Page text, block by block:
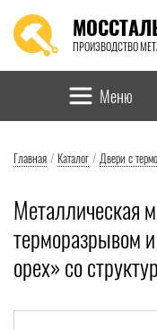
ПРОИЗВОДСТВО
Найти:
Меню
Главная / Каталог / Двери с
Металлическая
орех» со